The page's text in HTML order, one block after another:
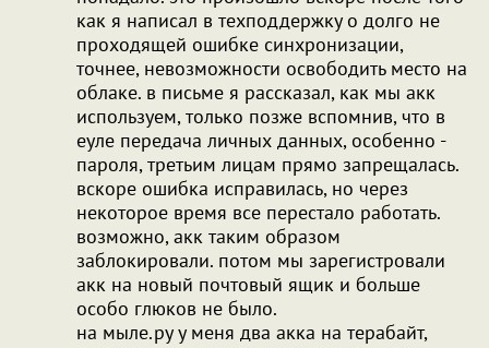
как я написал в техподдержку о долго не
проходящей ошибке синхронизации,
точнее, невозможности освободить место на
облаке. в письме я рассказал, как мы акк
используем, только позже вспомнив, что в
еуле передача личных данных, особенно -
пароля, третьим лицам прямо запрещалась.
вскоре ошибка исправилась, но через
некоторое время все перестало работать.
возможно, акк таким образом
заблокировали. потом мы зарегистровали
акк на новый почтовый ящик и больше
особо глюков не было.
на мыле.ру у меня два акка на терабайт,